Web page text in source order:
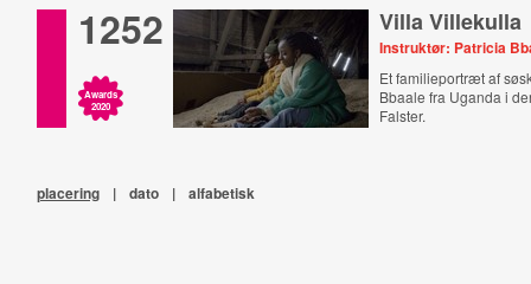
1252
Awards
2020
Villa Villekulla
Instruktør: Patricia
Et familieportræt af
Bbaale fra Uganda i
Falster.
placering | dato | alfabetisk